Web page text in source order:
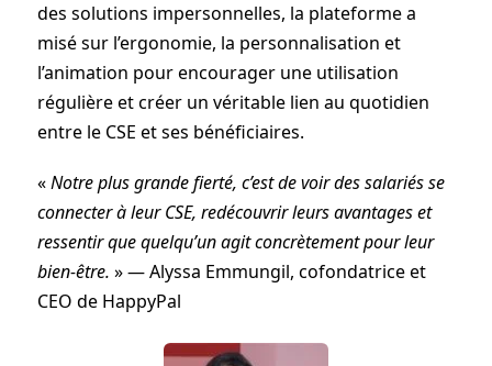
des solutions impersonnelles, la plateforme a
misé sur l’ergonomie, la personnalisation et
l’animation pour encourager une utilisation
régulière et créer un véritable lien au quotidien
entre le CSE et ses bénéficiaires.
«Notre plus grande fierté, c’est de voir des salariés se
connecter à leur CSE, redécouvrir leurs avantages et
ressentir que quelqu’un agit concrètement pour leur
bien-être. » — Alyssa Emmungil, cofondatrice et
CEO de HappyPal